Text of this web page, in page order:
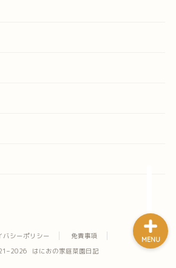
バシーポリシー
免責事項
はにおの家庭菜園日記
MENU